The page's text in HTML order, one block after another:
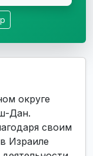
округе
Дан.
своим
Израиле